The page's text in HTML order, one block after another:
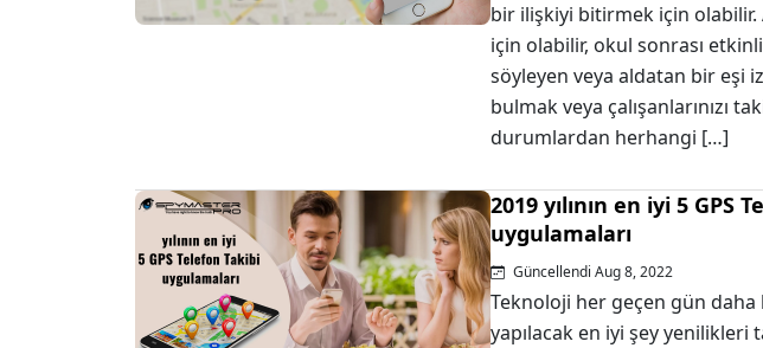
bir ilişkiyi bitirmek için olabilir.
için olabilir, okul sonrası
söyleyen veya aldatan bir eşi
bulmak veya çalışanlarınızı
durumlardan herhangi […]
2019 yılının en iyi 5 GPS
uygulamaları
Güncellendi Aug 8, 2022
Teknoloji her geçen gün daha
yapılacak en iyi şey